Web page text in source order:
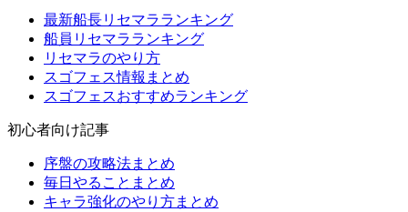
最新船長リセマラランキング
船員リセマラランキング
リセマラのやり方
スゴフェス情報まとめ
スゴフェスおすすめランキング
初心者向け記事
序盤の攻略法まとめ
毎日やることまとめ
キャラ強化のやり方まとめ